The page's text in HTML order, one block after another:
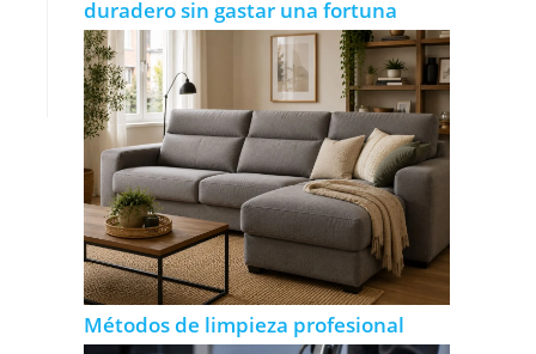
duradero sin gastar una fortuna
Métodos de limpieza profesional